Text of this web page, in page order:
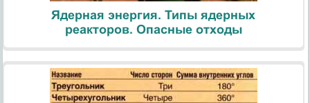
Ядерная энергия. Типы ядерных
реакторов. Опасные отходы